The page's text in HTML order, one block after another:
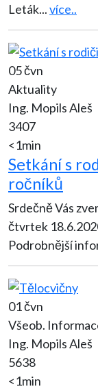
Leták...více..
05 čvn
Aktuality
Ing. Mopils Aleš
3407
<1min
Setkání s
ročníků
Srdečně Vás
čtvrtek
Podrobnější
01 čvn
Všeob.
Ing. Mopils Aleš
5638
<1min